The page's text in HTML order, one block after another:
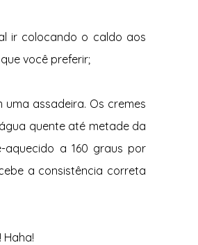
ir colocando o caldo aos
você preferir;
uma assadeira. Os cremes
quente até metade da
a 160 graus por
a consistência correta
Haha!